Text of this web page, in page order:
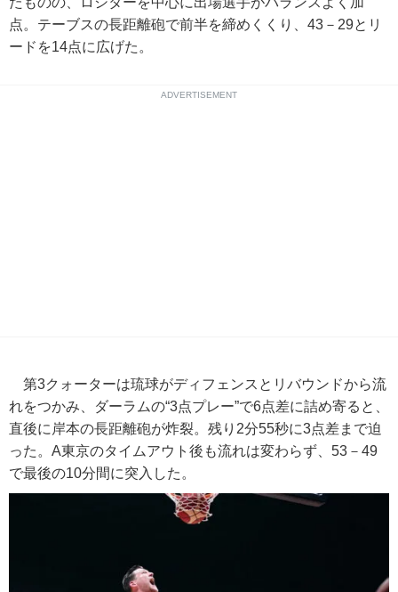
点。テーブスの長距離砲で前半を締めくくり、43－29とリ
ードを14点に広げた。
ADVERTISEMENT
第3クォーターは琉球がディフェンスとリバウンドから流
れをつかみ、ダーラムの“3点プレー”で6点差に詰め寄ると、
直後に岸本の長距離砲が炸裂。残り2分55秒に3点差まで迫
った。A東京のタイムアウト後も流れは変わらず、53－49
で最後の10分間に突入した。